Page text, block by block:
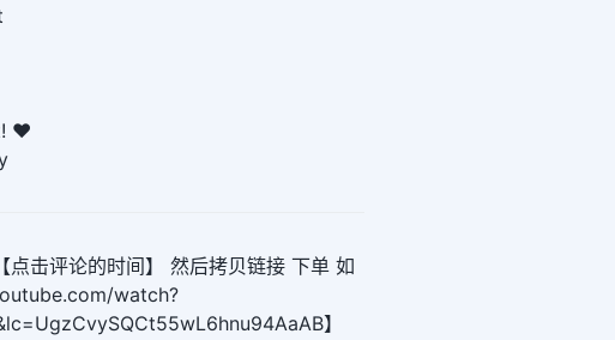
❤️
点击评论的时间】 然后拷贝链接 下单 如
watch?
】